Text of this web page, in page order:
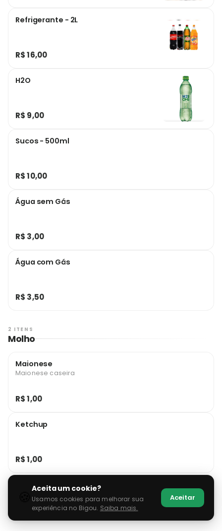
Refrigerante - 2L
R$ 16,00
H2O
R$ 9,00
Sucos - 500ml
R$ 10,00
Água sem Gás
R$ 3,00
Água com Gás
R$ 3,50
2 ITENS
Molho
Maionese
Maionese caseira
R$ 1,00
Ketchup
R$ 1,00
🍪Aceita um cookie?
Usamos cookies para melhorar sua
experiência no Bigou. Saiba mais.
Aceitar